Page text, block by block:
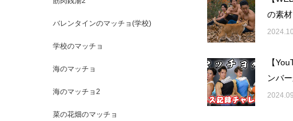
バレンタインのマッチョ(学校)
学校のマッチョ
海のマッチョ
海のマッチョ2
菜の花畑のマッチョ
の素
【
ンバ